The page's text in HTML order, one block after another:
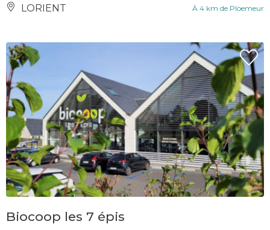
LORIENT À 4 km de Ploemeur
Biocoop les 7 épis